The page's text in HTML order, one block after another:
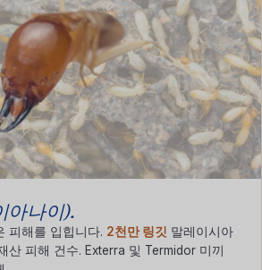
아나이).
피해를 입힙니다. 2천만 링깃 말레이시아
산 피해 건수. Exterra 및 Termidor 미끼